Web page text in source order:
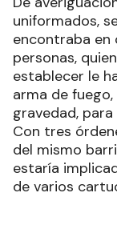
uniformados,
encontraba en
personas,
establecer le
arma de
gravedad,
Con tres
del mismo
estaría
de varios